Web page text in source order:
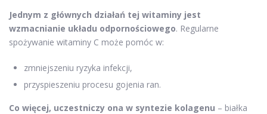
Jednym z głównych działań tej witaminy jest
wzmacnianie układu odpornościowego. Regularne
spożywanie witaminy C może pomóc w:
zmniejszeniu ryzyka infekcji,
przyspieszeniu procesu gojenia ran.
Co więcej, uczestniczy ona w syntezie kolagenu – białka